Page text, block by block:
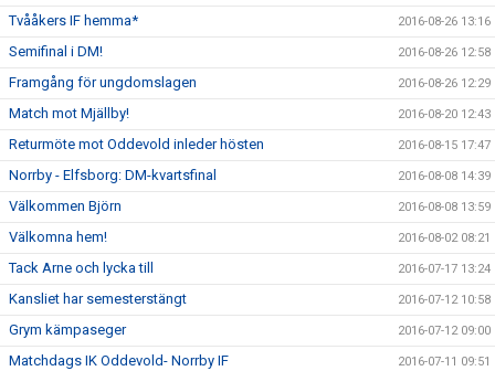
Tvååkers IF hemma* 2016-08-26 13:16
Semifinal i DM! 2016-08-26 12:58
Framgång för ungdomslagen 2016-08-26 12:29
Match mot Mjällby! 2016-08-20 12:43
Returmöte mot Oddevold inleder hösten 2016-08-15 17:47
Norrby - Elfsborg: DM-kvartsfinal 2016-08-08 14:39
Välkommen Björn 2016-08-08 13:59
Välkomna hem! 2016-08-02 08:21
Tack Arne och lycka till 2016-07-17 13:24
Kansliet har semesterstängt 2016-07-12 10:58
Grym kämpaseger 2016-07-12 09:00
Matchdags IK Oddevold- Norrby IF 2016-07-11 09:51